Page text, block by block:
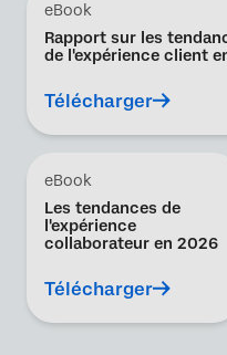
eBook
Rapport sur les
de l'expérience client
Télécharger
eBook
Les tendances de
l'expérience
collaborateur en 2026
Télécharger